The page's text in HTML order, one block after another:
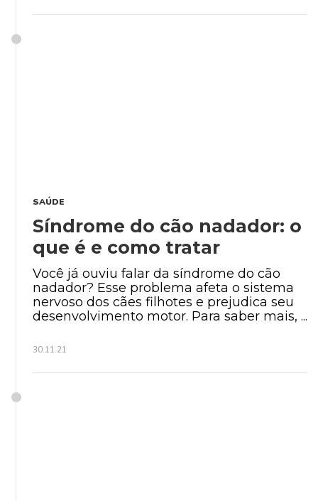
SAÚDE
Síndrome do cão nadador: o
que é e como tratar
Você já ouviu falar da síndrome do cão
nadador? Esse problema afeta o sistema
nervoso dos cães filhotes e prejudica seu
desenvolvimento motor. Para saber mais, ...
30.11.21